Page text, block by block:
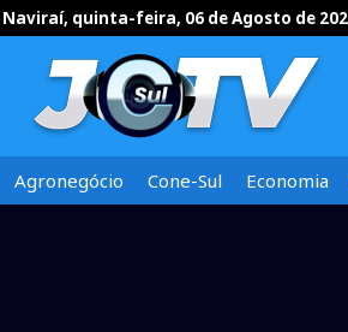
Naviraí, quinta-feira, 06 de Agosto de
Agronegócio Cone-Sul Economia